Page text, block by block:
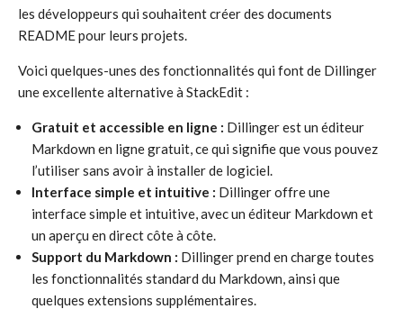
les développeurs qui souhaitent créer des documents
README pour leurs projets.
Voici quelques-unes des fonctionnalités qui font de Dillinger
une excellente alternative à StackEdit :
Gratuit et accessible en ligne : Dillinger est un éditeur
Markdown en ligne gratuit, ce qui signifie que vous pouvez
l’utiliser sans avoir à installer de logiciel.
Interface simple et intuitive : Dillinger offre une
interface simple et intuitive, avec un éditeur Markdown et
un aperçu en direct côte à côte.
Support du Markdown : Dillinger prend en charge toutes
les fonctionnalités standard du Markdown, ainsi que
quelques extensions supplémentaires.